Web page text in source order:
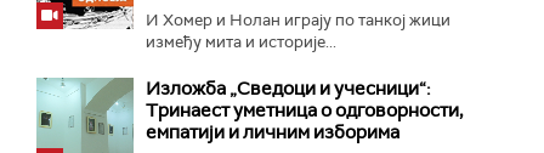
И Хомер и Нолан играју по танкој жици
између мита и историје...
Изложба „Сведоци и учесници“:
Тринаест уметница о одговорности,
емпатији и личним изборима